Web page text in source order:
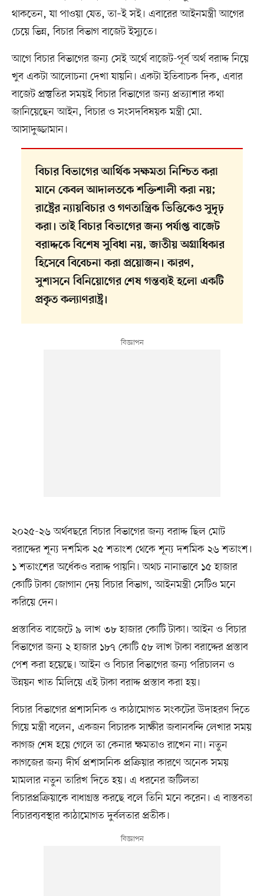
থাকতেন, যা পাওয়া যেত, তা–ই সই। এবারের আইনমন্ত্রী আগের
চেয়ে ভিন্ন, বিচার বিভাগ বাজেট ইস্যুতে।
আগে বিচার বিভাগের জন্য সেই অর্থে বাজেট-পূর্ব অর্থ বরাদ্দ নিয়ে
খুব একটা আলোচনা দেখা যায়নি। একটা ইতিবাচক দিক, এবার
বাজেট প্রস্তুতির সময়ই বিচার বিভাগের জন্য প্রত্যাশার কথা
জানিয়েছেন আইন, বিচার ও সংসদবিষয়ক মন্ত্রী মো.
আসাদুজ্জামান।
বিচার বিভাগের আর্থিক সক্ষমতা নিশ্চিত করা
মানে কেবল আদালতকে শক্তিশালী করা নয়;
রাষ্ট্রের ন্যায়বিচার ও গণতান্ত্রিক ভিত্তিকেও সুদৃঢ়
করা। তাই বিচার বিভাগের জন্য পর্যাপ্ত বাজেট
বরাদ্দকে বিশেষ সুবিধা নয়, জাতীয় অগ্রাধিকার
হিসেবে বিবেচনা করা প্রয়োজন। কারণ,
সুশাসনে বিনিয়োগের শেষ গন্তব্যই হলো একটি
প্রকৃত কল্যাণরাষ্ট্র।
২০২৫-২৬ অর্থবছরে বিচার বিভাগের জন্য বরাদ্দ ছিল মোট
বরাদ্দের শূন্য দশমিক ২৫ শতাংশ থেকে শূন্য দশমিক ২৬ শতাংশ।
১ শতাংশের অর্ধেকও বরাদ্দ পায়নি। অথচ নানাভাবে ১৫ হাজার
কোটি টাকা জোগান দেয় বিচার বিভাগ, আইনমন্ত্রী সেটিও মনে
করিয়ে দেন।
প্রস্তাবিত বাজেটে ৯ লাখ ৩৮ হাজার কোটি টাকা। আইন ও বিচার
বিভাগের জন্য ২ হাজার ১৮৭ কোটি ৫৮ লাখ টাকা বরাদ্দের প্রস্তাব
পেশ করা হয়েছে। আইন ও বিচার বিভাগের জন্য পরিচালন ও
উন্নয়ন খাত মিলিয়ে এই টাকা বরাদ্দ প্রস্তাব করা হয়।
বিচার বিভাগের প্রশাসনিক ও কাঠামোগত সংকটের উদাহরণ দিতে
গিয়ে মন্ত্রী বলেন, একজন বিচারক সাক্ষীর জবানবন্দি লেখার সময়
কাগজ শেষ হয়ে গেলে তা কেনার ক্ষমতাও রাখেন না। নতুন
কাগজের জন্য দীর্ঘ প্রশাসনিক প্রক্রিয়ার কারণে অনেক সময়
মামলার নতুন তারিখ দিতে হয়। এ ধরনের জটিলতা
বিচারপ্রক্রিয়াকে বাধাগ্রস্ত করছে বলে তিনি মনে করেন। এ বাস্তবতা
বিচারব্যবস্থার কাঠামোগত দুর্বলতার প্রতীক।